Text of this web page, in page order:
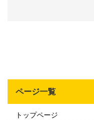
ページ一覧
トップページ